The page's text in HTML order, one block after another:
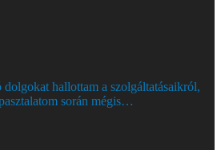
hallottam a szolgáltatásaikról,
során mégis…